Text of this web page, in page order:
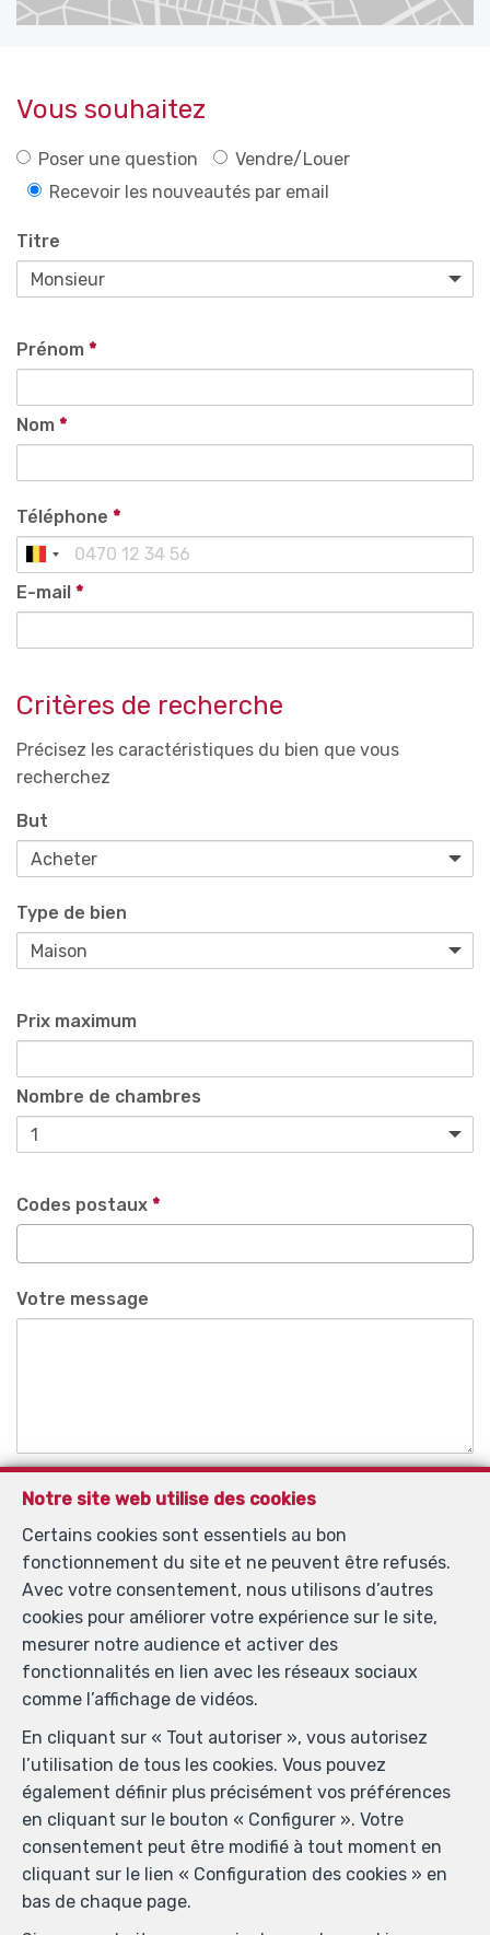
Vous souhaitez
Poser une question
Vendre/Louer
Recevoir les nouveautés par email
Titre
Prénom *
Nom *
Téléphone *
E-mail *
Critères de recherche
Précisez les caractéristiques du bien que vous
recherchez
But
Type de bien
Prix maximum
Nombre de chambres
Codes postaux *
Votre message
Validation anti-spam
*Champs obligatoires
J'accepte de recevoir des informations par email de
l’agence.
J'accepte de recevoir des SMS de notification.
En envoyant ma demande de contact, je déclare
accepter que mes données complétées dans ce
formulaire soient utilisées pour les buts mentionnés ci-
dessus par Your Real Estate_11180 ; et ce, en accord
avec lacharte de protection de la vie privéedu site. Je
peux à tout moment retirer mon consentement en
Notre site web utilise des cookies
Certains cookies sont essentiels au bon
fonctionnement du site et ne peuvent être refusés.
Avec votre consentement, nous utilisons d’autres
cookies pour améliorer votre expérience sur le site,
mesurer notre audience et activer des
fonctionnalités en lien avec les réseaux sociaux
comme l’affichage de vidéos.
En cliquant sur « Tout autoriser », vous autorisez
l’utilisation de tous les cookies. Vous pouvez
également définir plus précisément vos préférences
en cliquant sur le bouton « Configurer ». Votre
consentement peut être modifié à tout moment en
cliquant sur le lien « Configuration des cookies » en
bas de chaque page.